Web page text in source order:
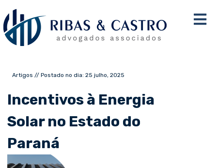
Artigos // Postado no dia: 25 julho, 2025
Incentivos à Energia
Solar no Estado do
Paraná